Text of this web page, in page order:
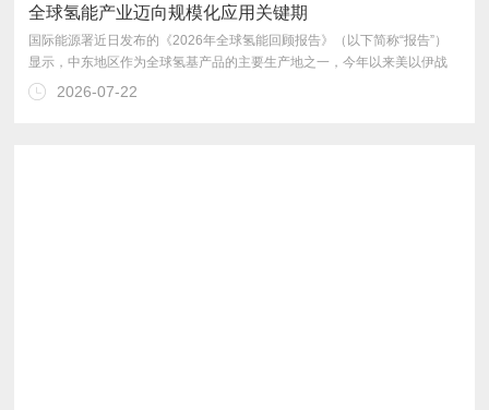
全球氢能产业迈向规模化应用关键期
2026-07-22